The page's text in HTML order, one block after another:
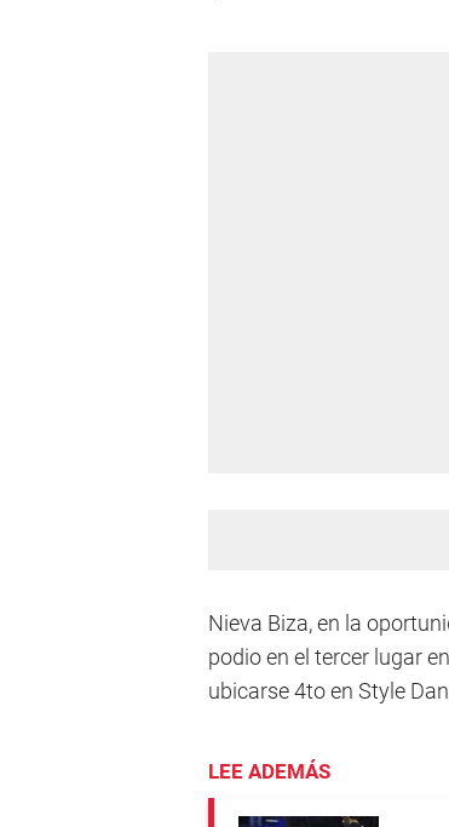
Nieva Biza, en la
podio en el tercer lugar
ubicarse 4to en Style
LEE ADEMÁS